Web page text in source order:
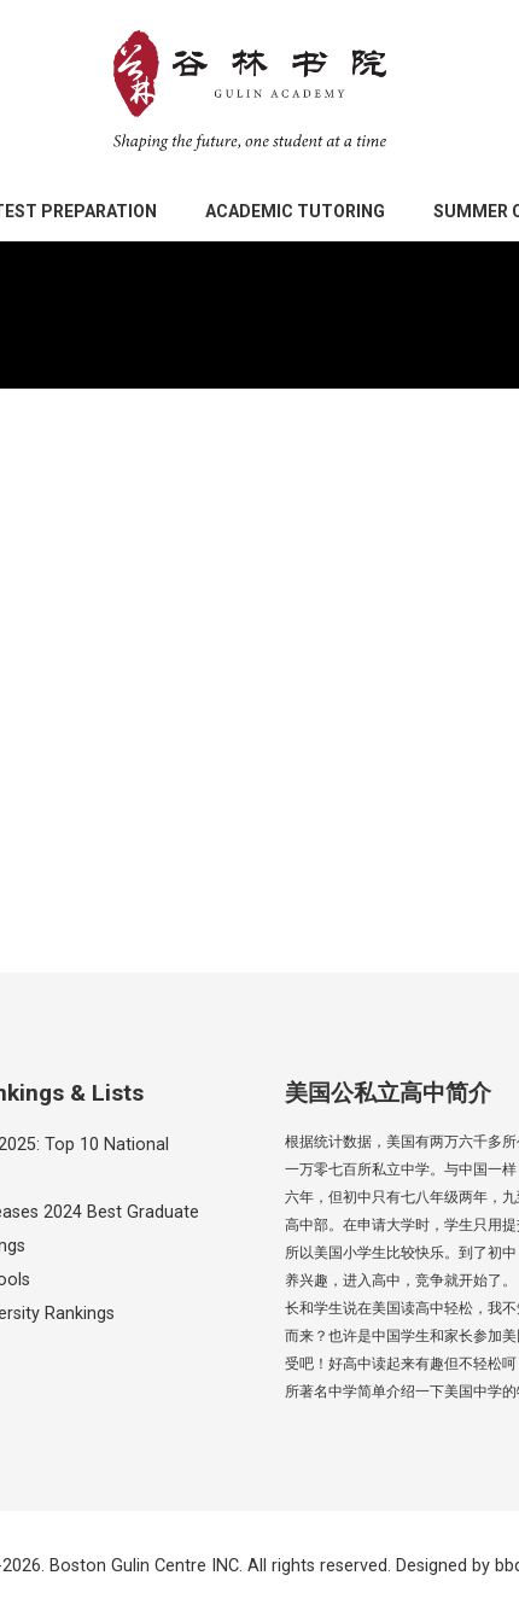
PREPARATION ACADEMIC TUTORING SUMMER
& Lists
Top 10 National
2024 Best Graduate
Rankings
美国公私立高中简介
根据统计数据，美国有两万六千多
一万零七百所私立中学。与中国一
六年，但初中只有七八年级两年，
高中部。在申请大学时，学生只用提
所以美国小学生比较快乐。到了初
养兴趣，进入高中，竞争就开始了
长和学生说在美国读高中轻松，我
而来？也许是中国学生和家长参加
受吧！好高中读起来有趣但不轻松
所著名中学简单介绍一下美国中学的
Boston Gulin Centre INC. All rights reserved. Designed by